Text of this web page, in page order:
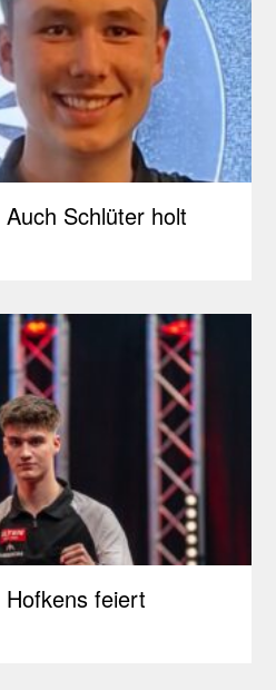
Schlüter holt
feiert